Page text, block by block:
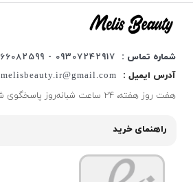
شماره تماس :
09307242917 - 02166082599
آدرس ایمیل :
melisbeauty.ir@gmail.com
هفت روز هفته، ۲۴ ساعت شبانه‌روز پاسخگوی شما هستیم.
راهنمای خرید